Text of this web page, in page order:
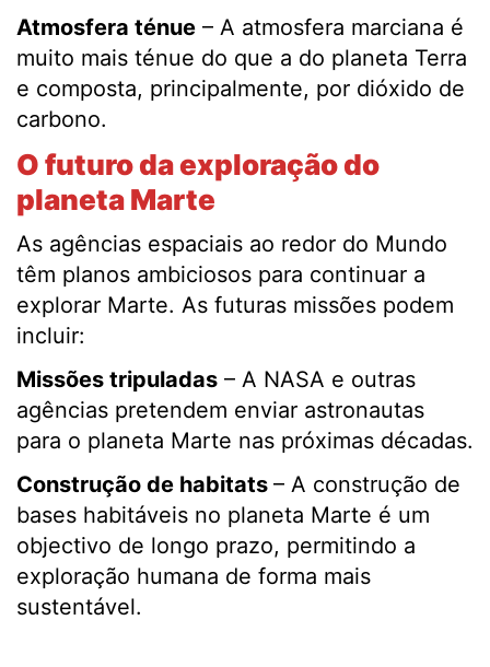
Atmosfera ténue – A atmosfera marciana é
muito mais ténue do que a do planeta Terra
e composta, principalmente, por dióxido de
carbono.
O futuro da exploração do
planeta Marte
As agências espaciais ao redor do Mundo
têm planos ambiciosos para continuar a
explorar Marte. As futuras missões podem
incluir:
Missões tripuladas – A NASA e outras
agências pretendem enviar astronautas
para o planeta Marte nas próximas décadas.
Construção de habitats – A construção de
bases habitáveis no planeta Marte é um
objectivo de longo prazo, permitindo a
exploração humana de forma mais
sustentável.